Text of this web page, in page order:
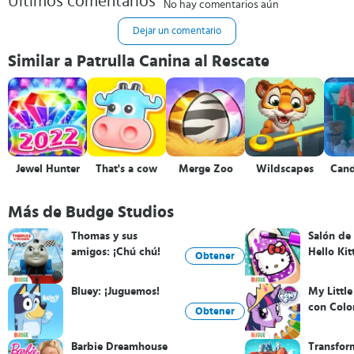
No hay comentarios aún
Dejar un comentario
Similar a Patrulla Canina al Rescate
Jewel Hunter That's a cow Merge Zoo Wildscapes
Más de Budge Studios
Thomas y sus
amigos: ¡Chú chú!
Obtener
Bluey: ¡Juguemos!
Obtener
Barbie Dreamhouse
Salón
Hello
My Little
con